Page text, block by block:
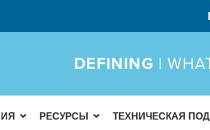
DEFINING |
РЕСУРСЫ ТЕХНИЧЕСКАЯ